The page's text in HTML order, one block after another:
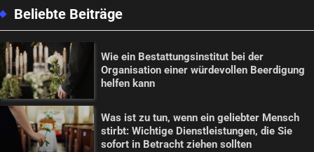
Beliebte Beiträge
Wie ein Bestattungsinstitut bei der
Organisation einer würdevollen Beerdigung
helfen kann
Was ist zu tun, wenn ein geliebter Mensch
stirbt: Wichtige Dienstleistungen, die Sie
sofort in Betracht ziehen sollten